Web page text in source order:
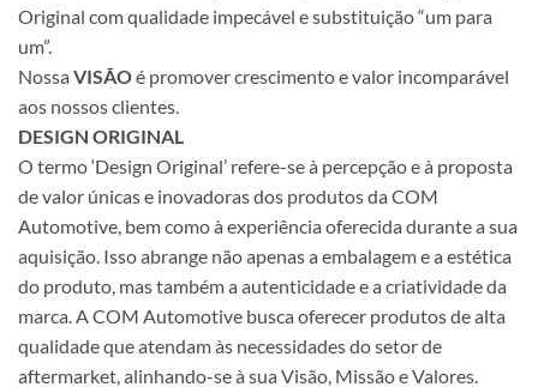
Original com qualidade impecável e substituição “um para
um”.
Nossa VISÃOé promover crescimento e valor incomparável
aos nossos clientes.
DESIGN ORIGINAL
O termo ‘Design Original’ refere-se à percepção e à proposta
de valor únicas e inovadoras dos produtos da COM
Automotive, bem como à experiência oferecida durante a sua
aquisição. Isso abrange não apenas a embalagem e a estética
do produto, mas também a autenticidade e a criatividade da
marca. A COM Automotive busca oferecer produtos de alta
qualidade que atendam às necessidades do setor de
aftermarket, alinhando-se à sua Visão, Missão e Valores.